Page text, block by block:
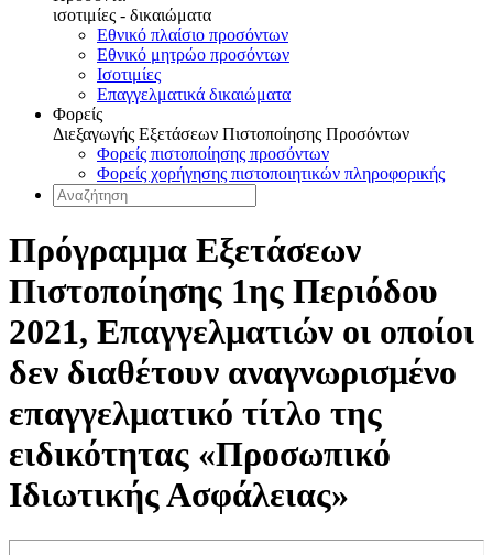
ισοτιμίες - δικαιώματα
Εθνικό πλαίσιο προσόντων
Εθνικό μητρώο προσόντων
Ισοτιμίες
Επαγγελματικά δικαιώματα
Φορείς
Διεξαγωγής Εξετάσεων Πιστοποίησης Προσόντων
Φορείς πιστοποίησης προσόντων
Φορείς χορήγησης πιστοποιητικών πληροφορικής
Πρόγραμμα Εξετάσεων
Πιστοποίησης 1ης Περιόδου
2021, Επαγγελματιών οι οποίοι
δεν διαθέτουν αναγνωρισμένο
επαγγελματικό τίτλο της
ειδικότητας «Προσωπικό
Ιδιωτικής Ασφάλειας»